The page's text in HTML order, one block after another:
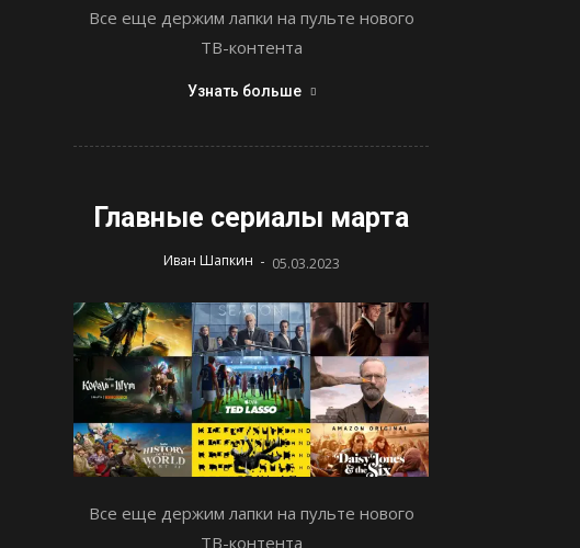
Все еще держим лапки на пульте нового
ТВ-контента
Узнать больше
Главные сериалы марта
Иван Шапкин - 05.03.2023
Все еще держим лапки на пульте нового
ТВ-контента